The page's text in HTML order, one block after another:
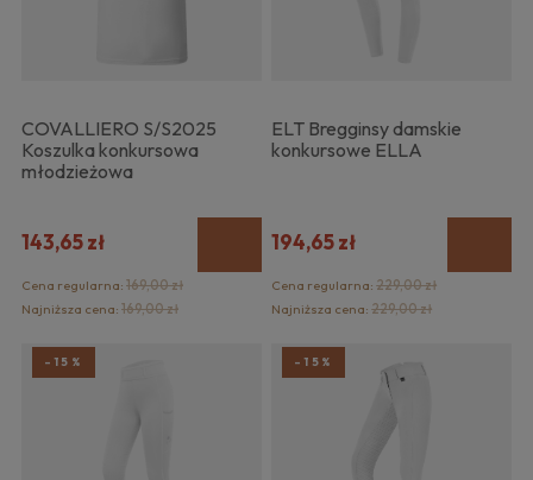
COVALLIERO S/S2025
Koszulka konkursowa
młodzieżowa
143,65 zł
Cena regularna: 169,00 zł
Najniższa cena: 169,00 zł
ELT Bregginsy damskie
konkursowe ELLA
194,65 zł
Cena regularna:229,00 zł
Najniższa cena:229,00 zł
-15% -15%